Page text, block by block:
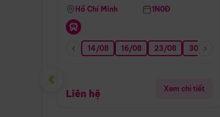
Hồ Chí Minh 1N0Đ
14/08 16/08 23/08 30/08
Liên hệ Xem chi tiết
‹